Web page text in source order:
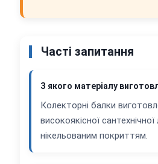
Часті запитання
З якого матеріалу
Колекторні балки
високоякісної
нікельованим покриттям.